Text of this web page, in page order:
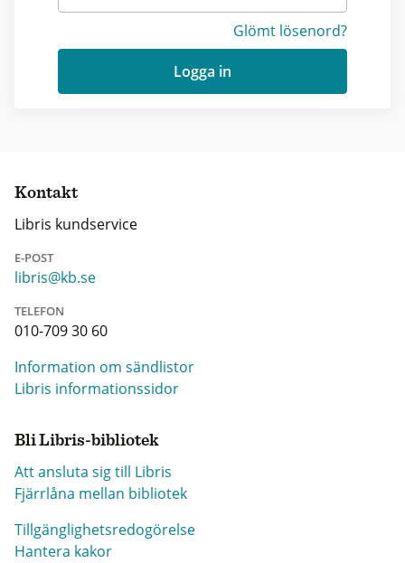
Glömt lösenord?
Logga in
Kontakt
Libris kundservice
E-POST
libris@kb.se
TELEFON
010-709 30 60
Information om sändlistor
Libris informationssidor
Bli Libris-bibliotek
Att ansluta sig till Libris
Fjärrlåna mellan bibliotek
Tillgänglighetsredogörelse
Hantera kakor